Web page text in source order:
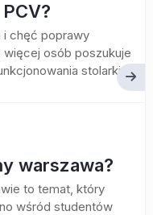
i chęć poprawy
osób poszukuje
stolarki...
warszawa?
to temat, który
wśród studentów